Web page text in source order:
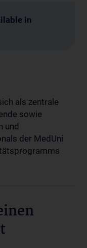
in
als zentrale
sowie
und
der MedUni